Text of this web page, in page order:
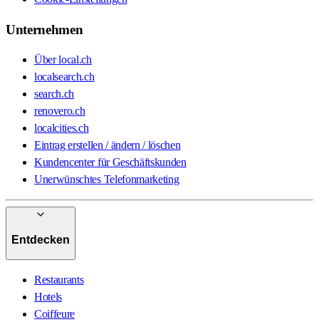
Unternehmen
Über local.ch
localsearch.ch
search.ch
renovero.ch
localcities.ch
Eintrag erstellen / ändern / löschen
Kundencenter für Geschäftskunden
Unerwünschtes Telefonmarketing
Entdecken
Restaurants
Hotels
Coiffeure